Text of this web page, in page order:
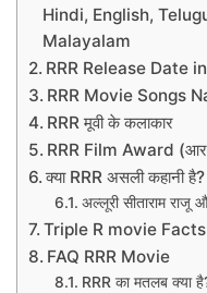
Hindi, English,
Malayalam
RRR Release Date
RRR Movie Songs
RRR मूवी के कलाकार
RRR Film Award (आर
क्या RRR असली कहानी है?
अल्लूरी सीताराम राजू
Triple R movie
FAQ RRR Movie
RRR का मतलब क्या